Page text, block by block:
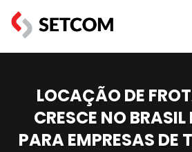
LOCAÇÃO DE
CRESCE NO
PARA EMPRESAS DE